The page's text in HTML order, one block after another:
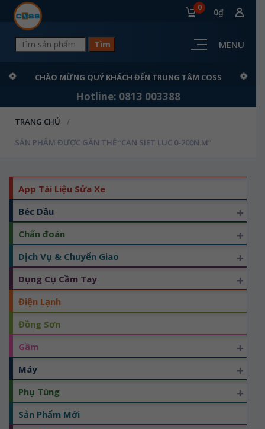
0 0₫
MENU
CHÀO MỪNG QUÝ KHÁCH ĐẾN TRUNG TÂM COSS
Hotline: 0813 003388
TRANG CHỦ
SẢN PHẨM ĐƯỢC GẮN THẺ “CAN SIET LUC 0-200N.M”
App Tài Liệu Sửa Xe
Béc Dầu
+
Chẩn đoán +
Dịch Vụ & Chuyển Giao +
Dụng Cụ Cầm Tay +
Điện Lạnh
Đồng Sơn
Gầm
+
Máy +
Phụ Tùng +
Sản Phẩm Mới